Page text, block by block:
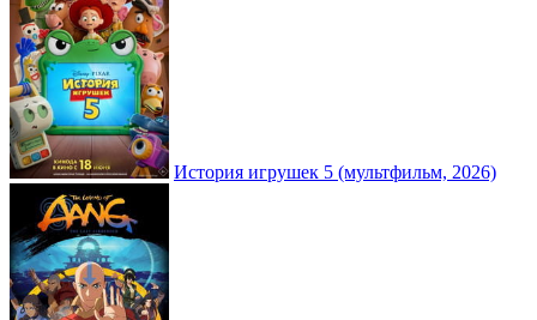
История игрушек 5 (мультфильм, 2026)